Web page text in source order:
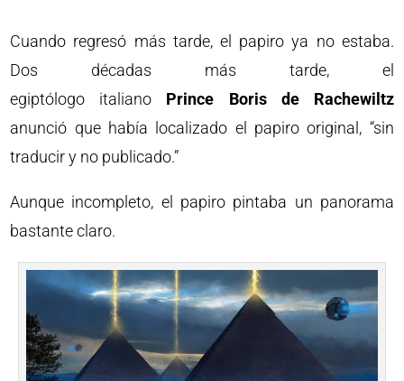
Cuando regresó más tarde, el papiro ya no estaba.
Dos décadas más tarde, el
egiptólogo italiano Prince Boris de Rachewiltz
anunció que había localizado el papiro original, “sin
traducir y no publicado.”
Aunque incompleto, el papiro pintaba un panorama
bastante claro.